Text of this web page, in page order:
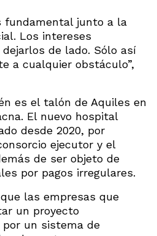
fundamental junto a la
Los intereses
de lado. Sólo así
a cualquier obstáculo”,
es el talón de Aquiles en
El nuevo hospital
desde 2020, por
ejecutor y el
de ser objeto de
por pagos irregulares.
las empresas que
un proyecto
un sistema de